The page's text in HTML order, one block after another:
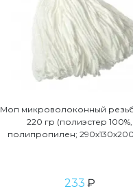
Моп микроволоконный
220 гр (полиэстер 100%,
полипропилен;
233 ₽